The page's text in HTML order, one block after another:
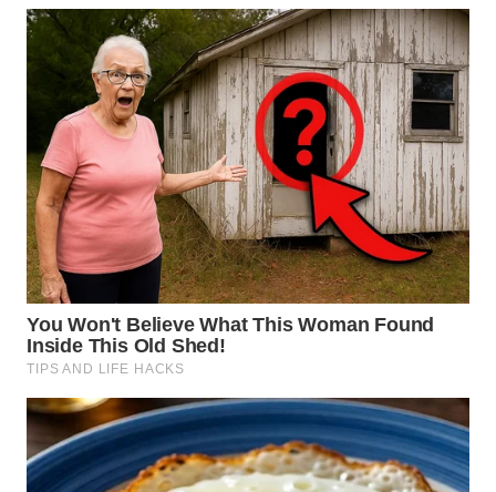
WN
BALI
WN
KALBAR
WN
KALTENG
WN
KALTARA
WN
KALSEL
WN
KALTIM